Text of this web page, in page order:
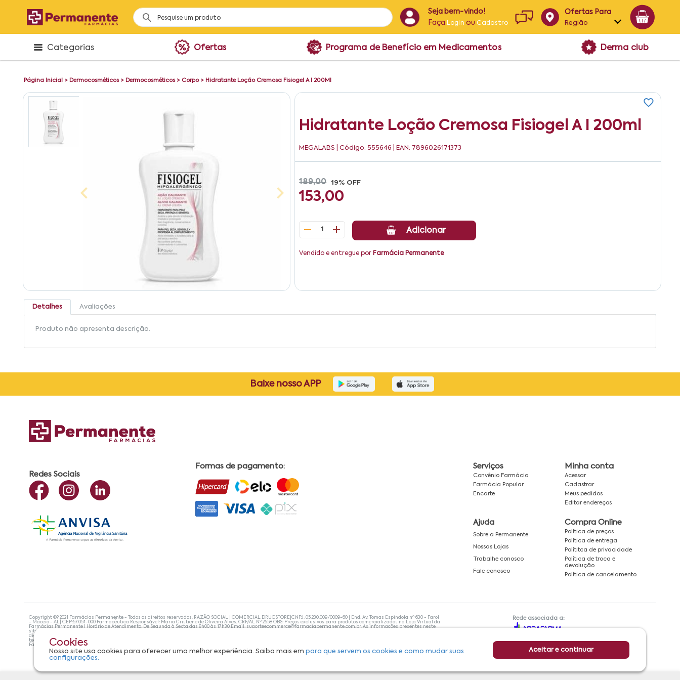
Seja bem-vindo!
Faça Login ouCadastro
Ofertas Para
Região
Alagoas
Categorias Ofertas Programa de Benefício em Medicamentos Derma club
Página Inicial > Dermocosméticos> Dermocosméticos> Corpo> Hidratante Loção Cremosa Fisiogel A I 200Ml
Hidratante Loção Cremosa Fisiogel A I 200ml
MEGALABS | Código: 555646 | EAN: 7896026171373
189,00 19% OFF
153,00
1 Adicionar
Vendido e entregue por Farmácia Permanente
Detalhes Avaliações
Produto não apresenta descrição.
Cookies
Nosso site usa cookies para oferecer uma melhor experiência. Saiba mais empara que servem os cookies e como mudar suas
configurações.
Aceitar e continuar
Baixe nosso APP
Redes Sociais
Formas de pagamento: Serviços
Convênio Farmácia
Farmácia Popular
Encarte
Minha conta
Acessar
Cadastrar
Meus pedidos
Editar endereços
Ajuda
Sobre a Permanente
Nossas Lojas
Trabalhe conosco
Fale conosco
Compra Online
Política de preços
Política de entrega
Polítitca de privacidade
Política de troca e
devolução
Política de cancelamento
Copyright ©? 2021 Farmácias Permanente - Todos os direitos reservados. RAZÃO SOCIAL | COMERCIAL DRUGSTORE|CNPJ: 05.230.009/0009-60 | End: Av. Tomas Espindola nº 630 - Farol
- Maceió - AL| CEP:57.051-000 Farmacêutica Responsável: Maria Cristiene de Oliveira Alves, CRF/AL Nº 2558 OBS: Preços exclusivos para produtos comercializados na Loja Virtual da
Farmácias Permanente | Horário de Atendimento: De Segunda à Sexta das 8h00 às 17h30 Email: suporteecommerce@farmaciapermanente.com.br. As informações presentes neste
site não devem ser utilizadas para automedicação e, de forma alguma, substituem as orientações de um profissional da área médica. Apenas o médico está capacitado para
diagnosticar problemas de saúde e prescrever o tratamento adequado. Se os sintomas persistirem, um médico deve ser consultado. A Farmácia Permanente trabalha com as
tecnologias mais avançadas de proteção de dados, para que você possa realizar suas compras com tranquilidade. A privacidade e a segurança dos clientes são compromissos da
Farmácias Permanente. Todos os pedidos efetuados estão sujeitos à confirmação da disponibilidade de produto em nosso estoque.
Rede associada a: